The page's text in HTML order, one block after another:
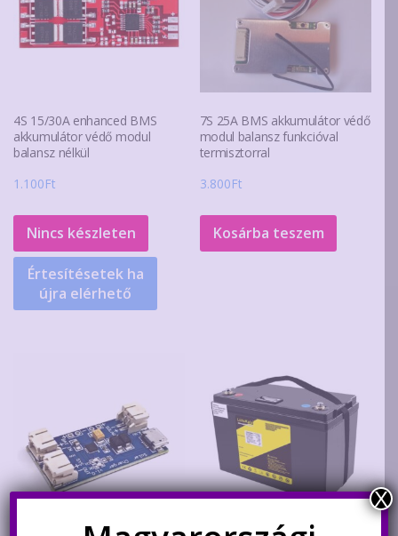
4S 15/30A enhanced BMS
akkumulátor védő modul
balansz nélkül
1.100Ft
Nincs készleten
Értesítésetek ha
újra elérhető
7S 25A BMS akkumulátor védő
modul balansz funkcióval
termisztorral
3.800Ft
Kosárba teszem
X